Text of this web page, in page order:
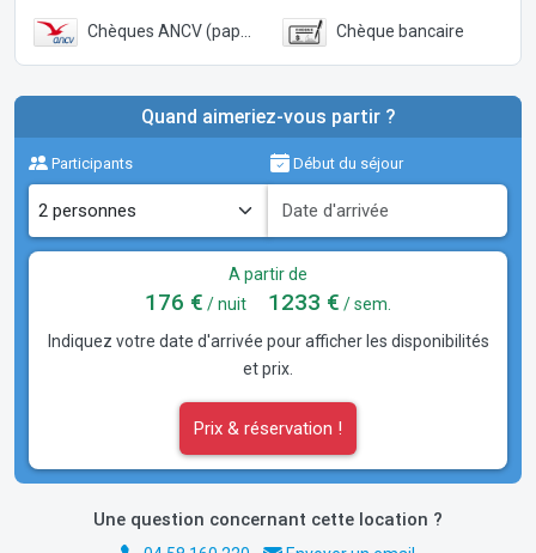
Chèques ANCV (papier) Chèque bancaire
Quand aimeriez-vous partir ?
Participants Début du séjour
A partir de
176 € / nuit 1233 € / sem.
Indiquez votre date d'arrivée pour afficher les disponibilités
et prix.
Prix & réservation !
Une question concernant cette location ?